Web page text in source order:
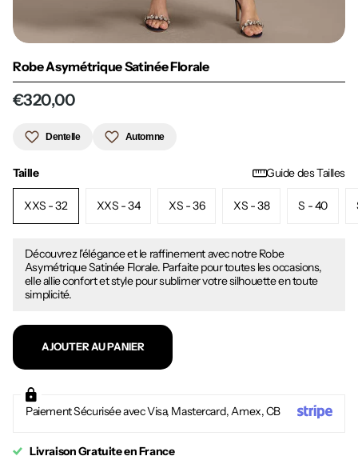
Robe Asymétrique Satinée Florale
€320,00
Dentelle Automne
Taille Guide des Tailles
XXS - 32 XXS - 34 XS - 36 XS - 38 S - 40
Découvrez l'élégance et le raffinement avec notre Robe
Asymétrique Satinée Florale. Parfaite pour toutes les occasions,
elle allie confort et style pour sublimer votre silhouette en toute
simplicité.
AJOUTER AU PANIER
Paiement Sécurisée avec Visa, Mastercard, Amex, CB
Livraison Gratuite en France